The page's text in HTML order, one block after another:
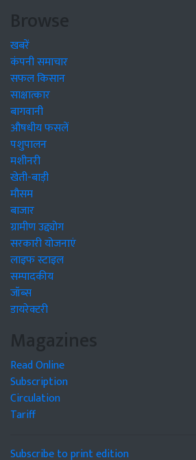
Browse
खबरें
कंपनी समाचार
सफल किसान
साक्षात्कार
बागवानी
औषधीय फसलें
पशुपालन
मशीनरी
खेती-बाड़ी
मौसम
बाजार
ग्रामीण उद्द्योग
सरकारी योजनाएं
लाइफ स्टाइल
सम्पादकीय
जॉब्स
डायरेक्टरी
Magazines
Read Online
Subscription
Circulation
Tariff
Subscribe to print edition